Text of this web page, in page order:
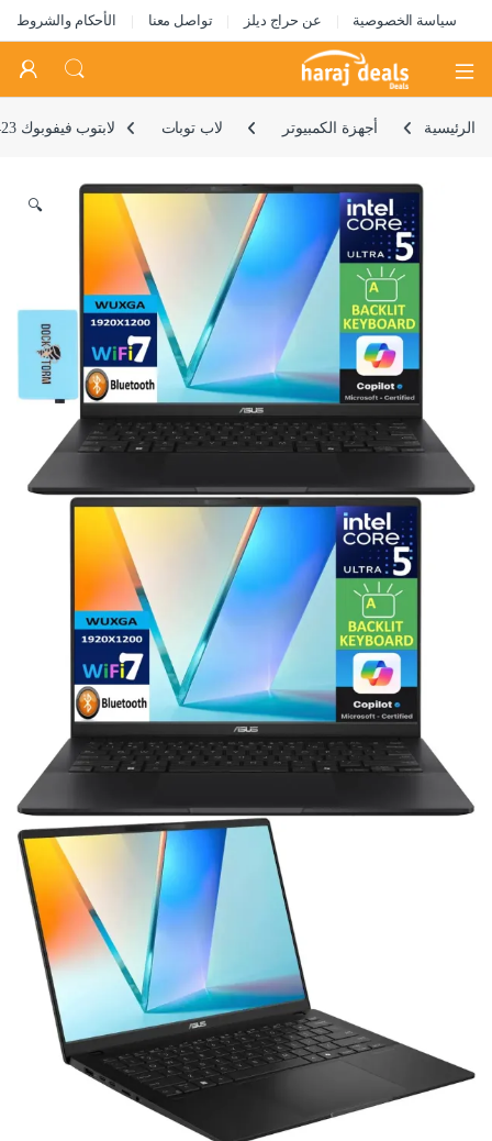
سياسة الخصوصية عن حراج ديلز تواصل معنا الأحكام والشروط
Open
الرئيسية أجهزة الكمبيوتر لاب توبات لابتوب فيفوبوك S 14 Q423 بشاشة OLED FHD + 14 بوصة انتل الترا 5-226v 16GB LPDDR5X 512GB منفذ PCIe SSD مساعد ايه اي ولوحة مفاتيح إضاءة خلفية 2 ثاندربولت 4 واي فاي 7 ويندوز 11هوم موسع USB DKZ من اسوس
🔍